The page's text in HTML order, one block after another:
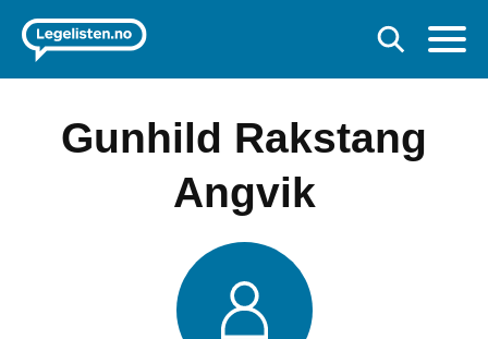
Gunhild Rakstang
Angvik